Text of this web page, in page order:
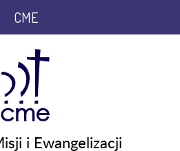
i Ewangelizacji
CME